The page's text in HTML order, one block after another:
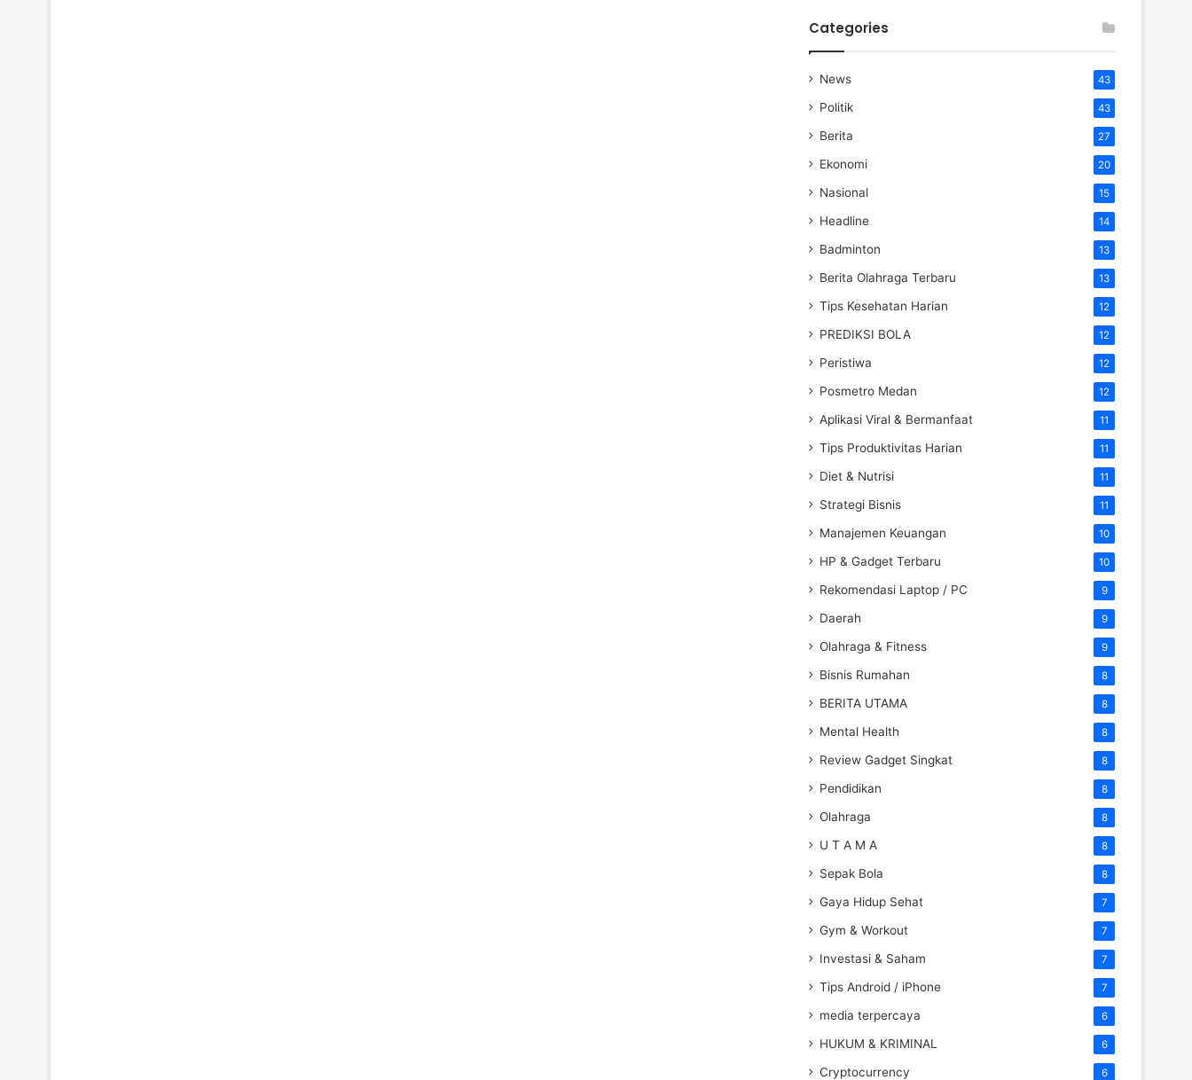
Categories
News 43
Politik 43
Berita 27
Ekonomi 20
Nasional 15
Headline 14
Badminton 13
Berita Olahraga Terbaru 13
Tips Kesehatan Harian 12
PREDIKSI BOLA 12
Peristiwa 12
Posmetro Medan 12
Aplikasi Viral & Bermanfaat 11
Tips Produktivitas Harian 11
Diet & Nutrisi 11
Strategi Bisnis 11
Manajemen Keuangan 10
HP & Gadget Terbaru 10
Rekomendasi Laptop / PC 9
Daerah 9
Olahraga & Fitness 9
Bisnis Rumahan 8
BERITA UTAMA 8
Mental Health 8
Review Gadget Singkat 8
Pendidikan 8
Olahraga 8
U T A M A 8
Sepak Bola 8
Gaya Hidup Sehat 7
Gym & Workout 7
Investasi & Saham 7
Tips Android / iPhone 7
media terpercaya 6
HUKUM & KRIMINAL 6
Cryptocurrency 6